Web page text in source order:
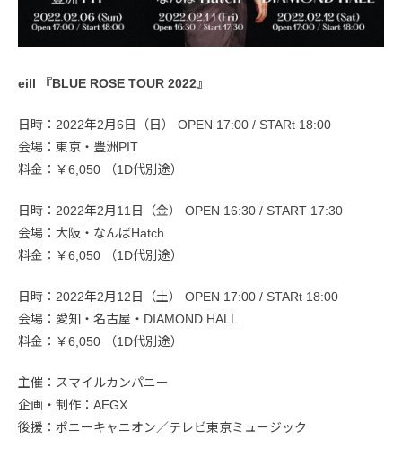
eill 『BLUE ROSE TOUR 2022』
日時：2022年2月6日（日） OPEN 17:00 / STARt 18:00
会場：東京・豊洲PIT
料金：￥6,050 （1D代別途）
日時：2022年2月11日（金） OPEN 16:30 / START 17:30
会場：大阪・なんばHatch
料金：￥6,050 （1D代別途）
日時：2022年2月12日（土） OPEN 17:00 / STARt 18:00
会場：愛知・名古屋・DIAMOND HALL
料金：￥6,050 （1D代別途）
主催：スマイルカンパニー
企画・制作：AEGX
後援：ポニーキャニオン／テレビ東京ミュージック